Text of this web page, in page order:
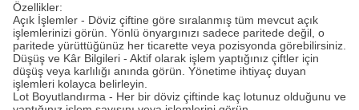
Özellikler:
Açık İşlemler - Döviz çiftine göre sıralanmış tüm mevcut açık
işlemlerinizi görün. Yönlü önyargınızı sadece paritede değil, o
paritede yürüttüğünüz her ticarette veya pozisyonda görebilirsiniz.
Düşüş ve Kâr Bilgileri - Aktif olarak işlem yaptığınız çiftler için
düşüş veya karlılığı anında görün. Yönetime ihtiyaç duyan
işlemleri kolayca belirleyin.
Lot Boyutlandırma - Her bir döviz çiftinde kaç lotunuz olduğunu ve